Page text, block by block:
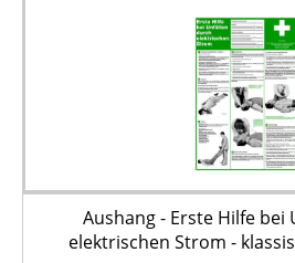
Aushang - Erste Hilfe bei
elektrischen Strom -